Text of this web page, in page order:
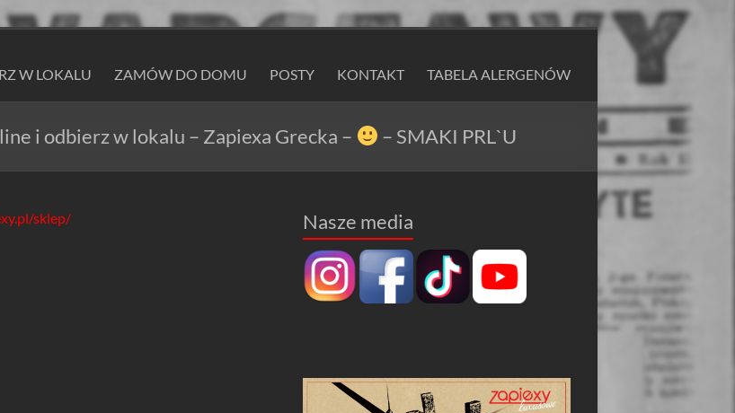
W LOKALU ZAMÓW DO DOMU POSTY KONTAKT TABELA ALERGENÓW
i odbierz w lokalu – Zapiexa Grecka – – SMAKI PRL`U
sklep/ Nasze media